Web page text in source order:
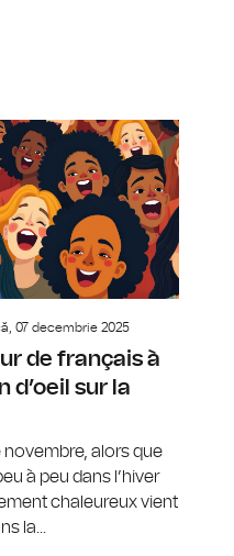
à Bucarest Le Prix
07 decembrie 2025
de français à
d’oeil sur la
novembre, alors que
à peu dans l’hiver
chaleureux vient
la...